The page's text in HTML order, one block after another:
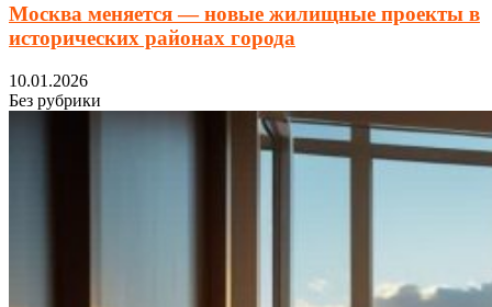
Москва меняется — новые жилищные проекты в
исторических районах города
10.01.2026
Без рубрики